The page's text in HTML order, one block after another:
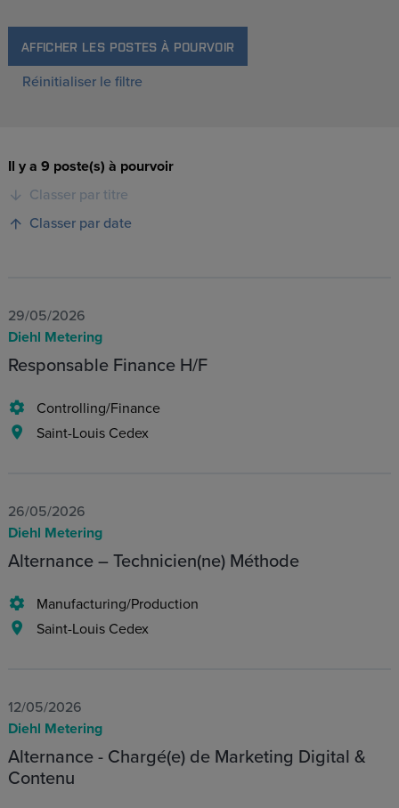
AFFICHER LES POSTES À POURVOIR
Réinitialiser le filtre
Il y a 9 poste(s) à pourvoir
Classer par titre
Classer par date
29/05/2026
Diehl Metering
Responsable Finance H/F
Controlling/Finance
Saint-Louis Cedex
26/05/2026
Diehl Metering
Alternance – Technicien(ne) Méthode
Manufacturing/Production
Saint-Louis Cedex
12/05/2026
Diehl Metering
Alternance - Chargé(e) de Marketing Digital &
Contenu